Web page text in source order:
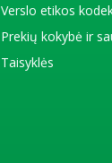
Verslo etikos
Prekių kokybė ir
Taisyklės